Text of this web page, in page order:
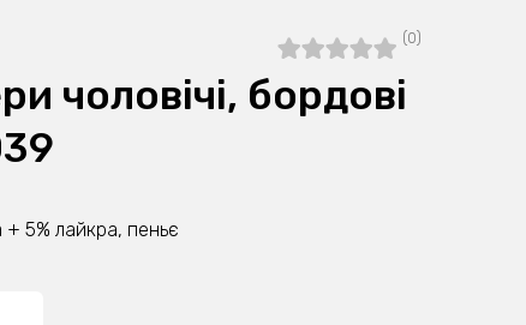
(0)
чоловічі, бордові
+ 5% лайкра, пеньє